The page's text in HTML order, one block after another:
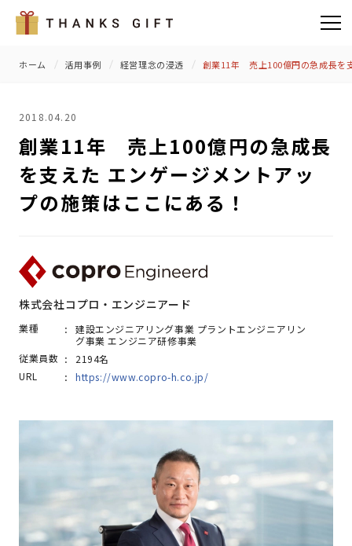
ホーム 活用事例 経営理念の浸透 創業11年 売上100億円の急成長を
2018.04.20
創業11年 売上100億円の急成長
を支えた エンゲージメントアッ
プの施策はここにある！
株式会社コプロ・エンジニアード
業種
建設エンジニアリング事業 プラントエンジニアリン
グ事業 エンジニア研修事業
従業員数
2194名
URL
https://www.copro-h.co.jp/